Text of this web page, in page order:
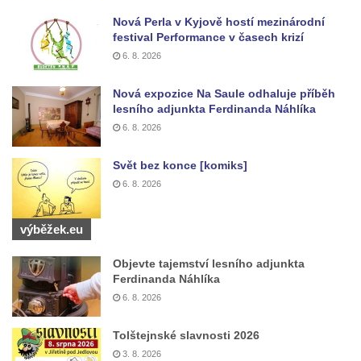
Torzo střeleckého sloupu ve Chřibské
Budova ZŠ a MŠ Tadeáše Haenkeho
Dům čp. 175 ve Chřibské
Dům čp. 30 ve Chřibské
Dům čp. 10 ve Chřibské
Budova základní školy v Lužci nad Vltavou
Dům čp. 11 v Hrobčicích
Rodný dům Josefa Hory v Dobříni
Královská mincovna v Jáchymově
Chudobinec Franze Preidla v České
Kamenici
Nová Perla v Kyjově hostí mezinárodní
festival Performance v časech krizí
6. 8. 2026
Nová expozice Na Saule odhaluje příběh
lesního adjunkta Ferdinanda Náhlíka
6. 8. 2026
Svět bez konce [komiks]
6. 8. 2026
výběžek.eu
Objevte tajemství lesního adjunkta
Ferdinanda Náhlíka
6. 8. 2026
Tolštejnské slavnosti 2026
3. 8. 2026